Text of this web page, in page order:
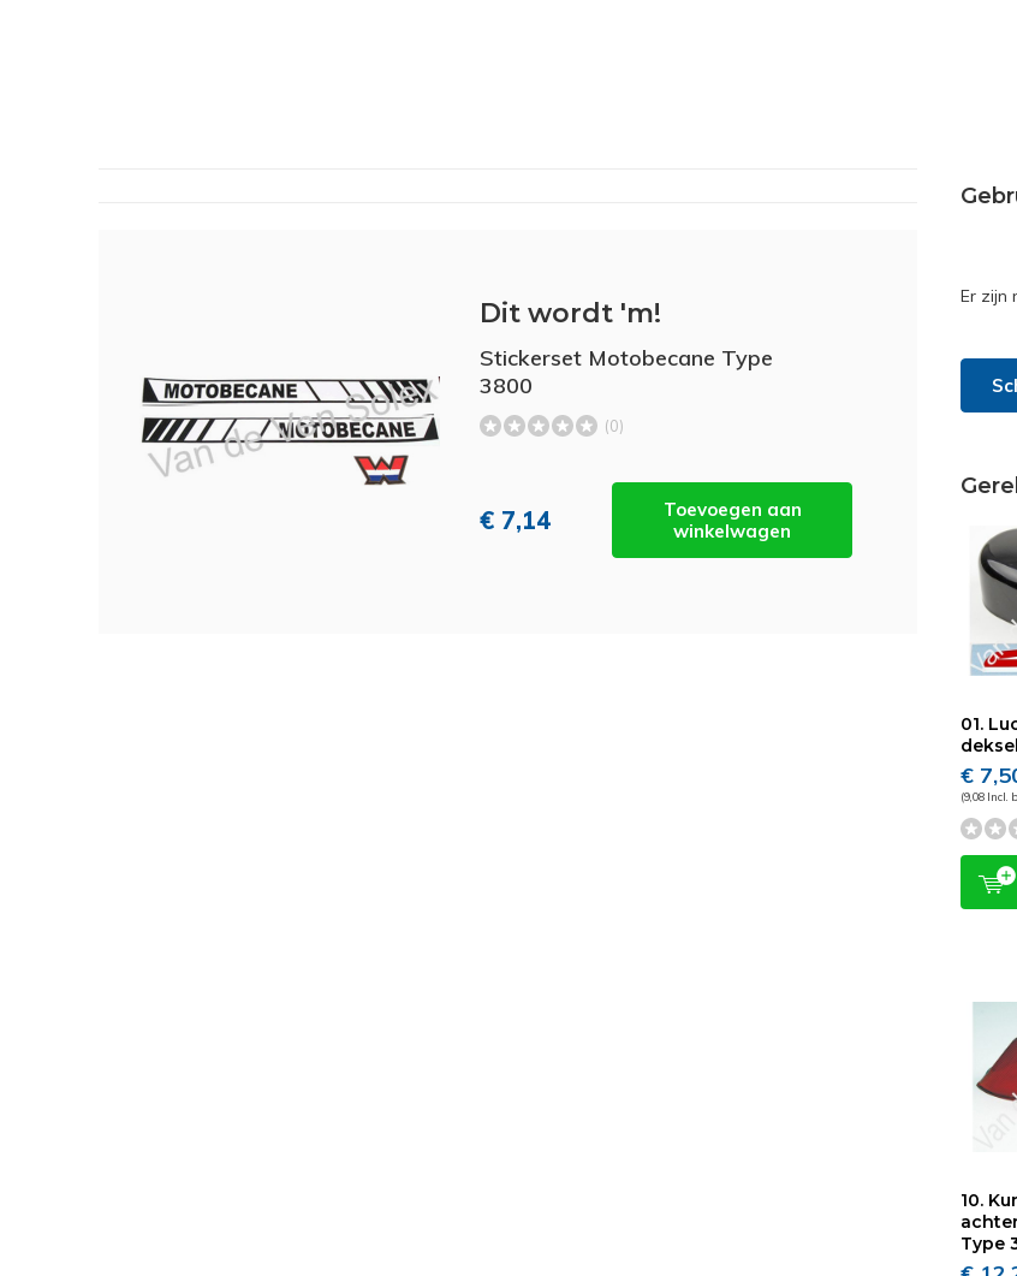
Dit wordt 'm!
Stickerset Motobecane Type
3800
(0)
€ 7,14
Toevoegen aan
winkelwagen
Er zijn
01.
€
(9,08 Incl.
10.
Type